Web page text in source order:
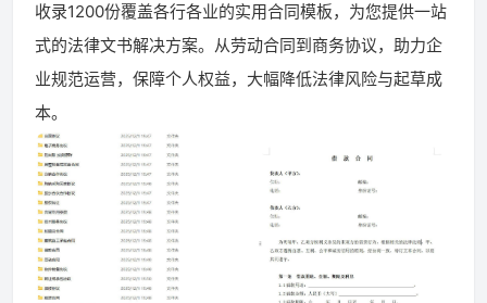
主题插件
技术分享
值得一看
资源资讯
收录1200份覆盖各行各业的实用合同模板，为您提供一站
式的法律文书解决方案。从劳动合同到商务协议，助力企
业规范运营，保障个人权益，大幅降低法律风险与起草成
本。